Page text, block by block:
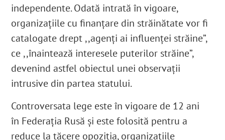
independente. Odată intrată în vigoare,
organizațiile cu finanțare din străinătate vor fi
catalogate drept ,,agenți ai influenței străine”,
ce ,,înaintează interesele puterilor străine”,
devenind astfel obiectul unei observații
intrusive din partea statului.
Controversata lege este în vigoare de 12 ani
în Federația Rusă și este folosită pentru a
reduce la tăcere opoziția, organizațiile